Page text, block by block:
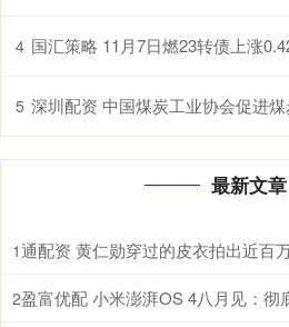
4 国汇策略 11月7日燃23转债上涨
5 深圳配资 中国煤炭工业协会促进煤炭供
最新文章
1通配资 黄仁勋穿过的皮衣拍出近百
2